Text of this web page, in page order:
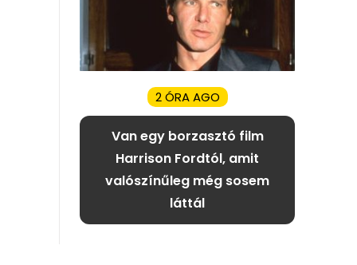
2 ÓRA AGO
Van egy borzasztó film
Harrison Fordtól, amit
valószínűleg még sosem
láttál